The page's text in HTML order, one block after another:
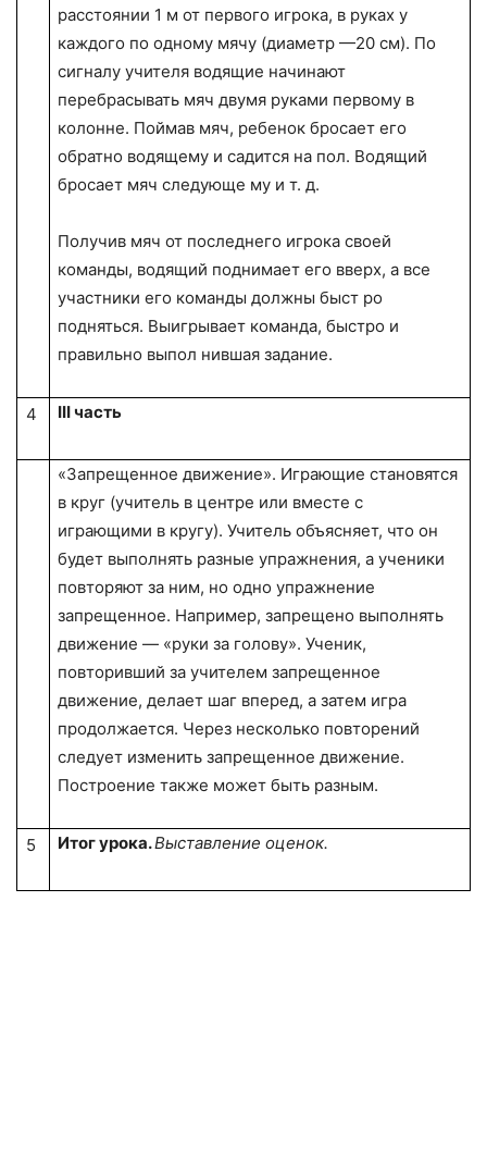
расстоянии 1 м от первого игрока, в руках у
каждого по одному мячу (диаметр —20 см). По
сигналу учителя водящие начинают
перебрасывать мяч двумя руками первому в
колонне. Поймав мяч, ребенок бросает его
обратно водящему и садится на пол. Водящий
бросает мяч следующе­ му и т. д.
Получив мяч от последнего игрока своей
команды, водящий поднимает его вверх, а все
участники его команды должны быст­ ро
подняться. Выигрывает команда, быстро и
правильно выпол­ нившая задание.
4 IIIчасть
«Запрещенное движение». Играющие становятся
в круг (учи­тель в центре или вместе с
играющими в кругу). Учитель объясняет, что он
будет выполнять разные упражнения, а ученики
повторяют за ним, но одно упражнение
запрещенное. Например, запрещено выполнять
движение — «руки за голову». Ученик,
повторивший за учителем запрещенное
движение, делает шаг вперед, а затем игра
продолжается. Через несколько повторе­ний
следует изменить запрещенное движение.
Построение также может быть разным.
5 Итог урока.Выставление оценок.